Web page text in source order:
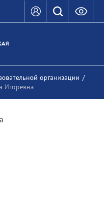
организации /
Игоревна